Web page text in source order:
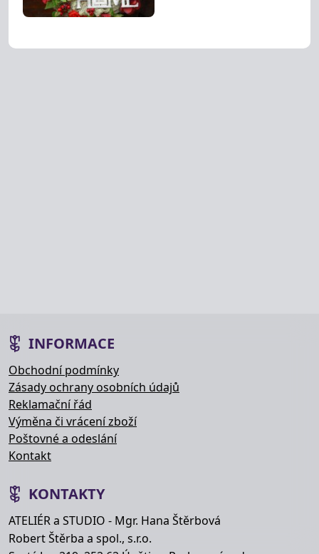
INFORMACE
Obchodní podmínky
Zásady ochrany osobních údajů
Reklamační řád
Výměna či vrácení zboží
Poštovné a odeslání
Kontakt
KONTAKTY
ATELIÉR a STUDIO - Mgr. Hana Štěrbová
Robert Štěrba a spol., s.r.o.